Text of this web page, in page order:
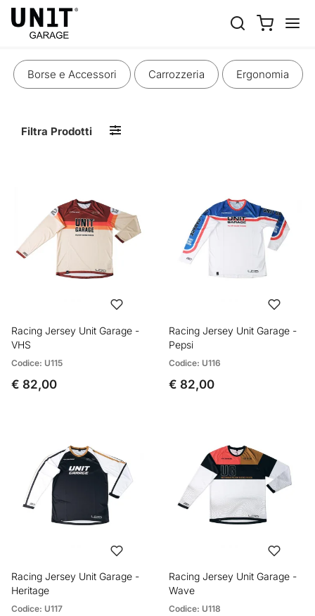
LIFESTYLE & APPAREL
Borse e Accessori Carrozzeria Ergonomia
Filtra Prodotti
Racing Jersey Unit Garage -
VHS
Codice: U115
€ 82,00
Racing Jersey Unit Garage -
Pepsi
Codice: U116
€ 82,00
Racing Jersey Unit Garage -
Heritage
Codice: U117
Racing Jersey Unit Garage -
Wave
Codice: U118